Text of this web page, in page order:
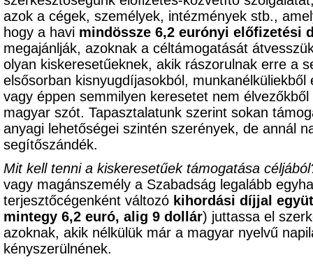
azok a cégek, személyek, intézmények stb.,
hogy a havi mindössze 6,2 eurónyi előfizetési
megajánlják, azoknak a céltámogatását
olyan kiskeresetűeknek, akik rászorulnak erre a
elsősorban kisnyugdíjasokból,
vagy éppen semmilyen keresetet nem
magyar szót. Tapasztalatunk szerint sokan
anyagi lehetőségei szintén szerények, de annál
segítőszándék.
Mit kell tenni a kiskeresetűek támogatása
vagy magánszemély a Szabadság legalább
terjesztőcégenként változó kihordási díjjal
mintegy 6,2 euró, alig 9 dollár) juttassa el
azoknak, akik nélkülük már a magyar nyelvű
kényszerülnének.